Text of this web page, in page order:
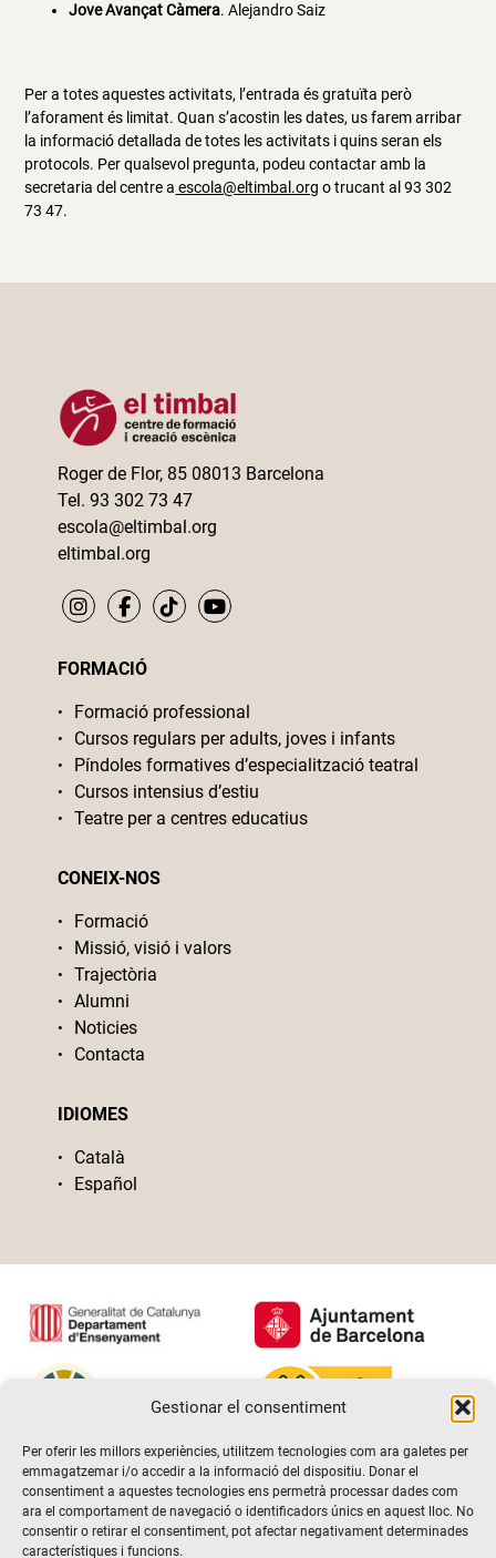
Gestionar el consentiment
Per oferir les millors experiències, utilitzem tecnologies com ara galetes per
emmagatzemar i/o accedir a la informació del dispositiu. Donar el
consentiment a aquestes tecnologies ens permetrà processar dades com
ara el comportament de navegació o identificadors únics en aquest lloc. No
consentir o retirar el consentiment, pot afectar negativament determinades
característiques i funcions.
Jove Avançat Càmera. Alejandro Saiz
Per a totes aquestes activitats, l’entrada és gratuïta però
l’aforament és limitat. Quan s’acostin les dates, us farem arribar
la informació detallada de totes les activitats i quins seran els
protocols. Per qualsevol pregunta, podeu contactar amb la
secretaria del centre a escola@eltimbal.org o trucant al 93 302
73 47.
Roger de Flor, 85 08013 Barcelona
Tel. 93 302 73 47
escola@eltimbal.org
eltimbal.org
FORMACIÓ
Formació professional
Cursos regulars per adults, joves i infants
Píndoles formatives d’especialització teatral
Cursos intensius d’estiu
Teatre per a centres educatius
CONEIX-NOS
Formació
Missió, visió i valors
Trajectòria
Alumni
Noticies
Contacta
IDIOMES
Català
Español